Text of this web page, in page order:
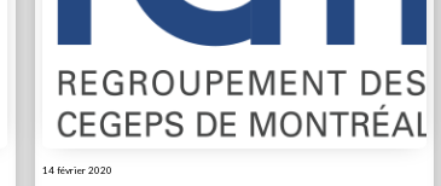
14 février 2020